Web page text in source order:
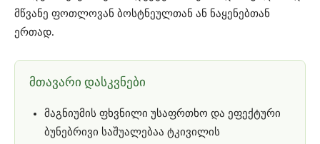
მწვანე ფოთლოვან ბოსტნეულთან ან ნაყენებთან
ერთად.
მთავარი დასკვნები
მაგნიუმის ფხვნილი უსაფრთხო და ეფექტური
ბუნებრივი საშუალებაა ტკივილის